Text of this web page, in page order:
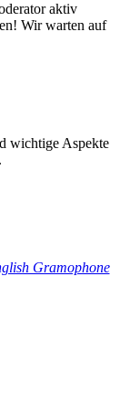
aktiv
Wir warten auf
wichtige Aspekte
Gramophone